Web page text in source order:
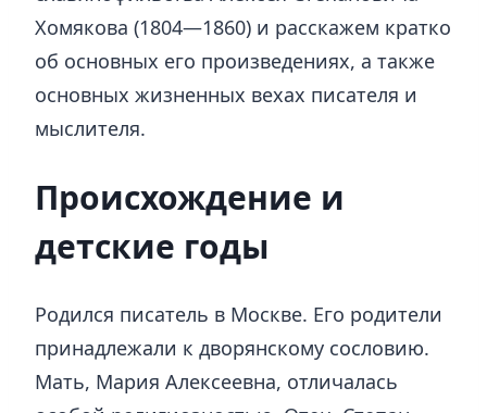
Хомякова (1804—1860) и расскажем кратко
об основных его произведениях, а также
основных жизненных вехах писателя и
мыслителя.
Происхождение и
детские годы
Родился писатель в Москве. Его родители
принадлежали к дворянскому сословию.
Мать, Мария Алексеевна, отличалась